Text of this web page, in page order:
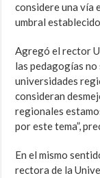
considere una vía
umbral
Agregó el rector
las pedagogías
universidades
consideran
regionales
por este tema”,
En el mismo
rectora de la